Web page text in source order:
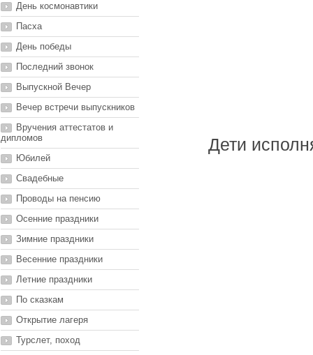
День космонавтики
Пасха
День победы
Последний звонок
Выпускной Вечер
Вечер встречи выпускников
Вручения аттестатов и
дипломов
Юбилей
Свадебные
Проводы на пенсию
Осенние праздники
Зимние праздники
Весенние праздники
Летние праздники
По сказкам
Открытие лагеря
Турслет, поход
Дети